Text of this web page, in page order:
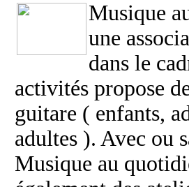
Musique
une
dans le
activités propose
guitare ( enfants,
adultes ). Avec ou
Musique au